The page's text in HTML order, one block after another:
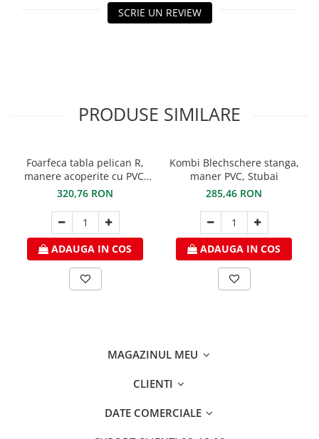
STUBAI
SCHLEBACH
SCRIE UN REVIEW
PRODUSE SIMILARE
Foarfeca tabla pelican R,
manere acoperite cu PVC,
STUBAI
320,76 RON
ADAUGA IN COS
Kombi Blechschere stanga,
maner PVC, Stubai
285,46 RON
ADAUGA IN COS
MAGAZINUL MEU
CLIENTI
DATE COMERCIALE